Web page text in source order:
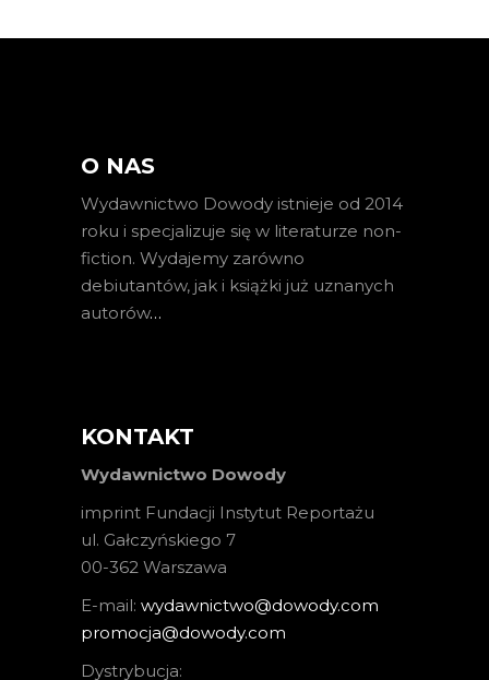
O NAS
Wydawnictwo Dowody istnieje od 2014
roku i specjalizuje się w literaturze non-
fiction. Wydajemy zarówno
debiutantów, jak i książki już uznanych
autorów…
KONTAKT
Wydawnictwo Dowody
imprint Fundacji Instytut Reportażu
ul. Gałczyńskiego 7
00-362 Warszawa
E-mail: wydawnictwo@dowody.com
promocja@dowody.com
Dystrybucja: